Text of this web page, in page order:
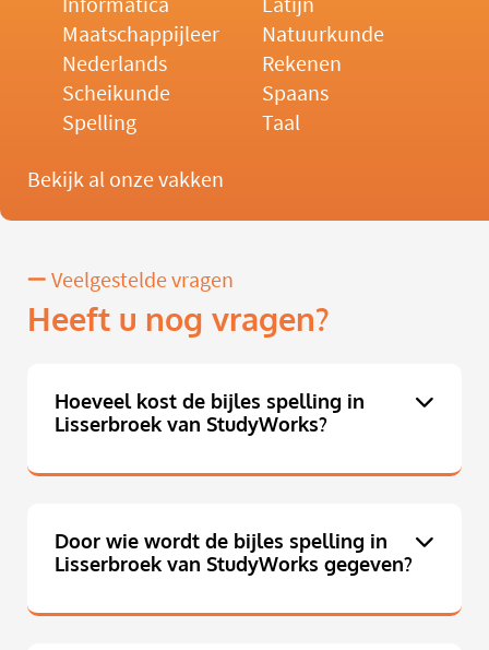
Maatschappijleer
Natuurkunde
Nederlands
Rekenen
Scheikunde
Spaans
Spelling
Taal
Bekijk al onze vakken
Veelgestelde vragen
Heeft u nog vragen?
Hoeveel kost de bijles spelling in
Lisserbroek van StudyWorks?
Door wie wordt de bijles spelling in
Lisserbroek van StudyWorks gegeven?